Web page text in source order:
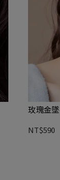
玫瑰金
NT$590